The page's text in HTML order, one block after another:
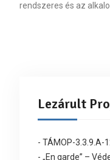
rendszeres és az
Lezárult
- TÁMOP-3.3.9.A-
- „En garde” –